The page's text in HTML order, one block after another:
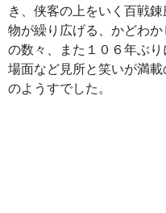
き、侠客の上をいく百戦
物が繰り広げる、かどわ
の数々、また１０６年ぶ
場面など見所と笑いが満
のようすでした。